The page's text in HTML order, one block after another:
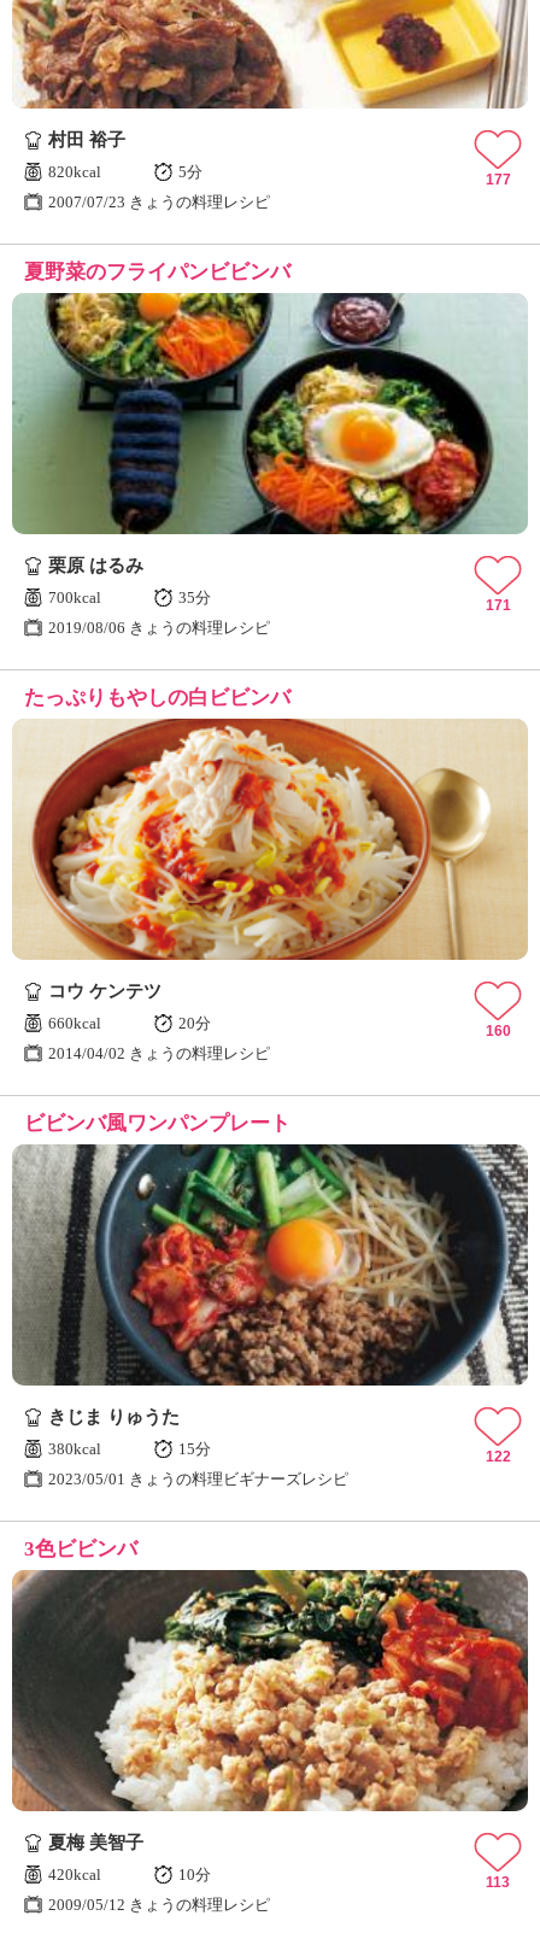
村田 裕子
820kcal
5分
2007/07/23 きょうの料理レシピ
177
夏野菜のフライパンビビンバ
栗原 はるみ
700kcal
35分
2019/08/06 きょうの料理レシピ
171
たっぷりもやしの白ビビンバ
コウ ケンテツ
660kcal
20分
2014/04/02 きょうの料理レシピ
160
ビビンバ風ワンパンプレート
きじま りゅうた
380kcal
15分
2023/05/01 きょうの料理ビギナーズレシピ
122
3色ビビンバ
夏梅 美智子
420kcal
10分
2009/05/12 きょうの料理レシピ
113